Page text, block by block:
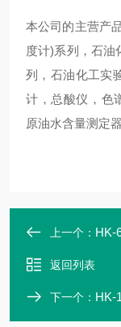
本公司的主营产
度计)系列，石油
列，石油化工实
计，总酸仪，色
原油水含量测定器
上一个： HK-
返回列表
下一个： HK-